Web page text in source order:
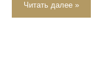
Читать далее »